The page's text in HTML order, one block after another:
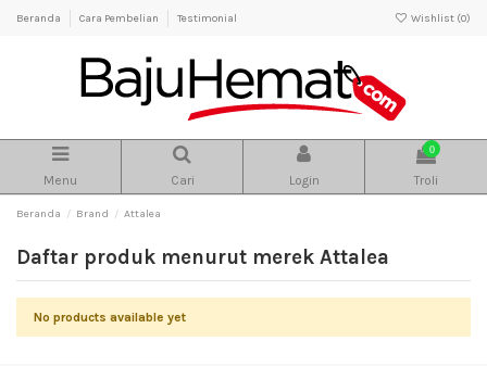
Beranda Cara Pembelian Testimonial Wishlist (0)
Menu Cari Login
0
Troli
Beranda Brand Attalea
Daftar produk menurut merek Attalea
No products available yet